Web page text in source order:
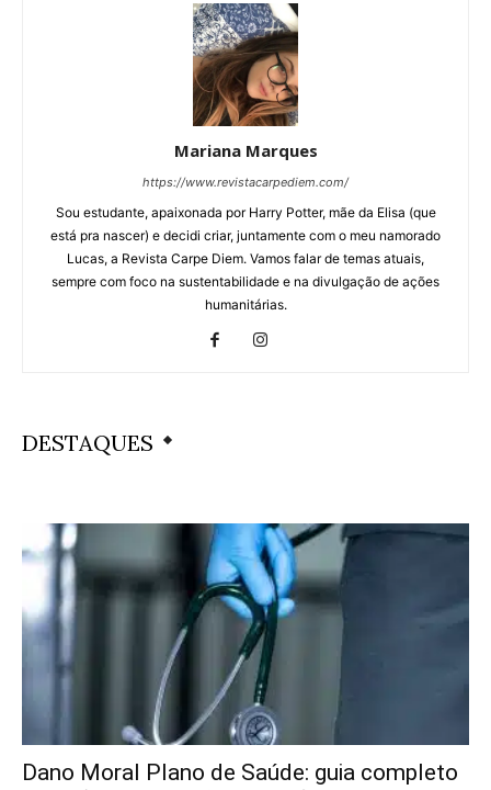
Mariana Marques
https://www.revistacarpediem.com/
Sou estudante, apaixonada por Harry Potter, mãe da Elisa (que
está pra nascer) e decidi criar, juntamente com o meu namorado
Lucas, a Revista Carpe Diem. Vamos falar de temas atuais,
sempre com foco na sustentabilidade e na divulgação de ações
humanitárias.
DESTAQUES
Dano Moral Plano de Saúde: guia completo